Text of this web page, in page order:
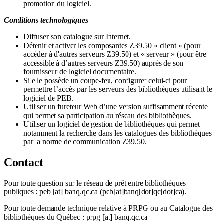
promotion du logiciel.
Conditions technologiques
Diffuser son catalogue sur Internet.
Détenir et activer les composantes Z39.50 « client » (pour
accéder à d'autres serveurs Z39.50) et « serveur » (pour être
accessible à d’autres serveurs Z39.50) auprès de son
fournisseur de logiciel documentaire.
Si elle possède un coupe-feu, configurer celui-ci pour
permettre l’accès par les serveurs des bibliothèques utilisant le
logiciel de PEB.
Utiliser un fureteur Web d’une version suffisamment récente
qui permet sa participation au réseau des bibliothèques.
Utiliser un logiciel de gestion de bibliothèques qui permet
notamment la recherche dans les catalogues des bibliothèques
par la norme de communication Z39.50.
Contact
Pour toute question sur le réseau de prêt entre bibliothèques
publiques : peb [at] banq.qc.ca (peb[at]banq[dot]qc[dot]ca).
Pour toute demande technique relative à PRPG ou au Catalogue des
bibliothèques du Québec : prpg [at] banq.qc.ca